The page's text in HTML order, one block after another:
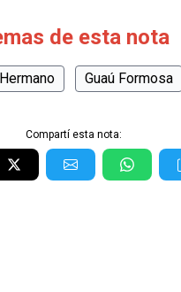
de esta nota
Guaú Formosa
Compartí esta nota: